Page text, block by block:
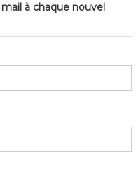
à chaque nouvel